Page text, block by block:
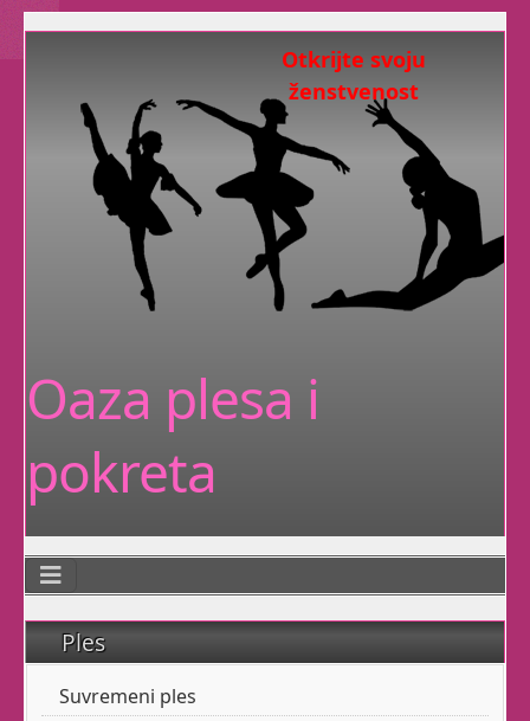
Otkrijte svoju
ženstvenost
Senzualnost i
ženstvenost svojstvene
su svakom judskom biću.
Čak i muškarcima.
Ovi privatni satovi
namijenjeni su ženama
Učinite nešto za sebe!
Oaza plesa i
pokreta
Ples
Suvremeni ples